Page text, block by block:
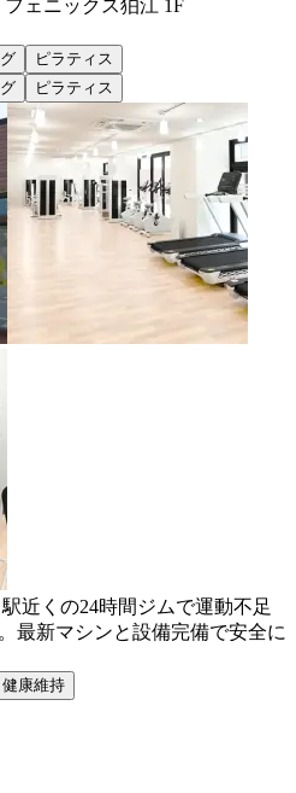
ェニックス狛江 1F
ピラティス
ピラティス
近くの24時間ジムで運動不足
最新マシンと設備完備で安全に
健康維持